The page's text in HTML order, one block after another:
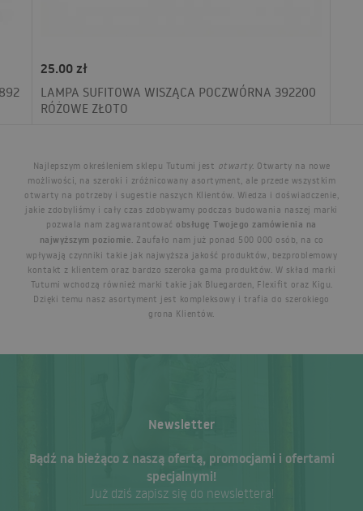
25.00 zł
LAMPA SUFITOWA WISZĄCA POCZWÓRNA 392200
RÓŻOWE ZŁOTO
Najlepszym określeniem sklepu Tutumi jest otwarty. Otwarty na nowe
możliwości, na szeroki i zróżnicowany asortyment, ale przede wszystkim
otwarty na potrzeby i sugestie naszych Klientów. Wiedza i doświadczenie,
jakie zdobyliśmy i cały czas zdobywamy podczas budowania naszej marki
pozwala nam zagwarantować obsługę Twojego zamówienia na
najwyższym poziomie. Zaufało nam już ponad 500 000 osób, na co
wpływają czynniki takie jak najwyższa jakość produktów, bezproblemowy
kontakt z klientem oraz bardzo szeroka gama produktów. W skład marki
Tutumi wchodzą również marki takie jak Bluegarden, Flexifit oraz Kigu.
Dzięki temu nasz asortyment jest kompleksowy i trafia do szerokiego
grona Klientów.
Newsletter
Bądź na bieżąco z naszą ofertą, promocjami i ofertami
specjalnymi!
Już dziś zapisz się do newslettera!